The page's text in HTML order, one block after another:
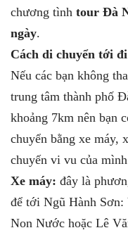
chương tình tour Đà
ngày.
Cách di chuyển tới
Nếu các bạn không
trung tâm thành phố
khoảng 7km nên bạn
chuyển bằng xe máy,
chuyến vi vu của
Xe máy: đây là
để tới Ngũ Hành
Non Nước hoặc Lê